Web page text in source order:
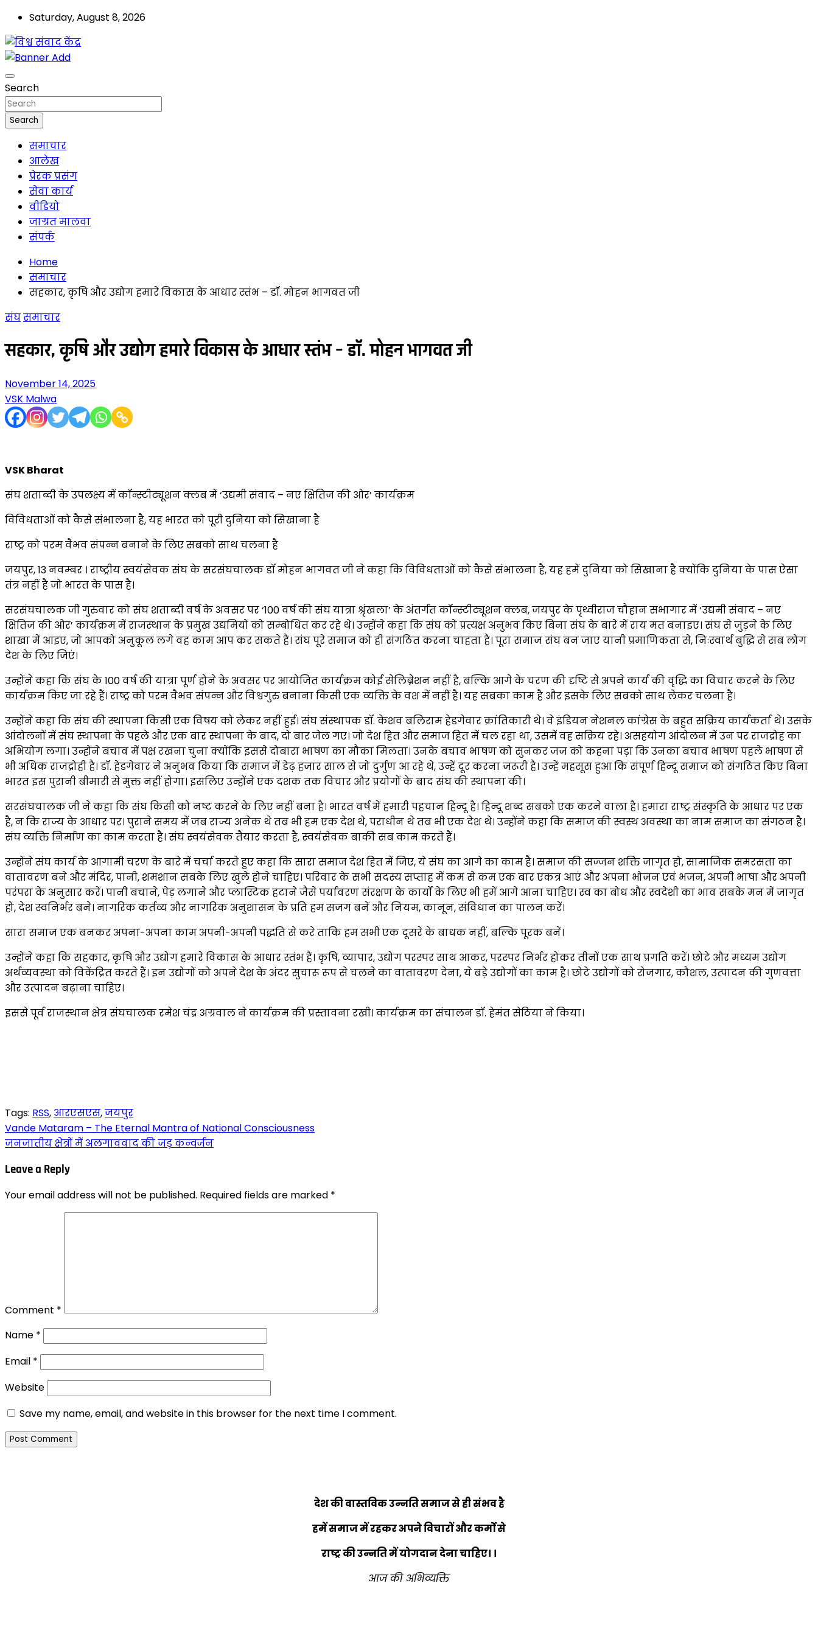
Skip
to
content
Saturday, August 8, 2026
विश्व संवाद केंद्र
Search
Search
समाचार
आलेख
प्रेरक प्रसंग
सेवा कार्य
वीडियो
जाग्रत मालवा
संपर्क
Home
समाचार
सहकार, कृषि और उद्योग हमारे विकास के आधार स्तंभ – डॉ. मोहन भागवत जी
संघसमाचार
सहकार, कृषि और उद्योग हमारे विकास के आधार स्तंभ – डॉ. मोहन भागवत जी
November 14, 2025
VSK Malwa
VSK Bharat
संघ शताब्दी के उपलक्ष्य में कॉन्स्टीट्यूशन क्लब में ‘उद्यमी संवाद – नए क्षितिज की ओर’ कार्यक्रम
विविधताओं को कैसे संभालना है, यह भारत को पूरी दुनिया को सिखाना है
राष्ट्र को परम वैभव संपन्न बनाने के लिए सबको साथ चलना है
जयपुर, 13 नवम्बर । राष्ट्रीय स्वयंसेवक संघ के सरसंघचालक डॉ मोहन भागवत जी ने कहा कि विविधताओं को कैसे संभालना है, यह हमें दुनिया को सिखाना है क्योंकि दुनिया के पास ऐसा
तंत्र नहीं है जो भारत के पास है।
सरसंघचालक जी गुरुवार को संघ शताब्दी वर्ष के अवसर पर ‘100 वर्ष की संघ यात्रा श्रृंखला’ के अंतर्गत कॉन्स्टीट्यूशन क्लब, जयपुर के पृथ्वीराज चौहान सभागार में ‘उद्यमी संवाद – नए
क्षितिज की ओर’ कार्यक्रम में राजस्थान के प्रमुख उद्यमियों को सम्बोधित कर रहे थे। उन्होंने कहा कि संघ को प्रत्यक्ष अनुभव किए बिना संघ के बारे में राय मत बनाइए। संघ से जुड़ने के लिए
शाखा में आइए, जो आपको अनुकूल लगे वह काम आप कर सकते हैं। संघ पूरे समाज को ही संगठित करना चाहता है। पूरा समाज संघ बन जाए यानी प्रमाणिकता से, निःस्वार्थ बुद्धि से सब लोग
देश के लिए जिएं।
उन्होंने कहा कि संघ के 100 वर्ष की यात्रा पूर्ण होने के अवसर पर आयोजित कार्यक्रम कोई सेलिब्रेशन नहीं है, बल्कि आगे के चरण की दृष्टि से अपने कार्य की वृद्धि का विचार करने के लिए
कार्यक्रम किए जा रहे हैं। राष्ट्र को परम वैभव संपन्न और विश्वगुरु बनाना किसी एक व्यक्ति के वश में नहीं है। यह सबका काम है और इसके लिए सबको साथ लेकर चलना है।
उन्होंने कहा कि संघ की स्थापना किसी एक विषय को लेकर नहीं हुई। संघ संस्थापक डॉ. केशव बलिराम हेडगेवार क्रांतिकारी थे। वे इंडियन नेशनल कांग्रेस के बहुत सक्रिय कार्यकर्ता थे। उसके
आंदोलनों में संघ स्थापना के पहले और एक बार स्थापना के बाद, दो बार जेल गए। जो देश हित और समाज हित में चल रहा था, उसमें वह सक्रिय रहे। असहयोग आंदोलन में उन पर राजद्रोह का
अभियोग लगा। उन्होंने बचाव में पक्ष रखना चुना क्योंकि इससे दोबारा भाषण का मौका मिलता। उनके बचाव भाषण को सुनकर जज को कहना पड़ा कि उनका बचाव भाषण पहले भाषण से
भी अधिक राजद्रोही है। डॉ. हेडगेवार ने अनुभव किया कि समाज में डेढ़ हजार साल से जो दुर्गुण आ रहे थे, उन्हें दूर करना जरूरी है। उन्हें महसूस हुआ कि संपूर्ण हिन्दू समाज को संगठित किए बिना
भारत इस पुरानी बीमारी से मुक्त नहीं होगा। इसलिए उन्होंने एक दशक तक विचार और प्रयोगों के बाद संघ की स्थापना की।
सरसंघचालक जी ने कहा कि संघ किसी को नष्ट करने के लिए नहीं बना है। भारत वर्ष में हमारी पहचान हिन्दू है। हिन्दू शब्द सबको एक करने वाला है। हमारा राष्ट्र संस्कृति के आधार पर एक
है, न कि राज्य के आधार पर। पुराने समय में जब राज्य अनेक थे तब भी हम एक देश थे, पराधीन थे तब भी एक देश थे। उन्होंने कहा कि समाज की स्वस्थ अवस्था का नाम समाज का संगठन है।
संघ व्यक्ति निर्माण का काम करता है। संघ स्वयंसेवक तैयार करता है, स्वयंसेवक बाकी सब काम करते हैं।
उन्होंने संघ कार्य के आगामी चरण के बारे में चर्चा करते हुए कहा कि सारा समाज देश हित में जिए, ये संघ का आगे का काम है। समाज की सज्जन शक्ति जागृत हो, सामाजिक समरसता का
वातावरण बने और मंदिर, पानी, शमशान सबके लिए खुले होने चाहिए। परिवार के सभी सदस्य सप्ताह में कम से कम एक बार एकत्र आएं और अपना भोजन एवं भजन, अपनी भाषा और अपनी
परंपरा के अनुसार करें। पानी बचाने, पेड़ लगाने और प्लास्टिक हटाने जैसे पर्यावरण संरक्षण के कार्यों के लिए भी हमें आगे आना चाहिए। स्व का बोध और स्वदेशी का भाव सबके मन में जागृत
हो, देश स्वनिर्भर बने। नागरिक कर्तव्य और नागरिक अनुशासन के प्रति हम सजग बनें और नियम, कानून, संविधान का पालन करें।
सारा समाज एक बनकर अपना-अपना काम अपनी-अपनी पद्धति से करे ताकि हम सभी एक दूसरे के बाधक नहीं, बल्कि पूरक बनें।
उन्होंने कहा कि सहकार, कृषि और उद्योग हमारे विकास के आधार स्तंभ हैं। कृषि, व्यापार, उद्योग परस्पर साथ आकर, परस्पर निर्भर होकर तीनों एक साथ प्रगति करें। छोटे और मध्यम उद्योग
अर्थव्यवस्था को विकेंद्रित करते हैं। इन उद्योगों को अपने देश के अंदर सुचारू रूप से चलने का वातावरण देना, ये बड़े उद्योगों का काम है। छोटे उद्योगों को रोजगार, कौशल, उत्पादन की गुणवत्ता
और उत्पादन बढ़ाना चाहिए।
इससे पूर्व राजस्थान क्षेत्र संघचालक रमेश चंद्र अग्रवाल ने कार्यक्रम की प्रस्तावना रखी। कार्यक्रम का संचालन डॉ. हेमंत सेठिया ने किया।
Tags: RSS, आरएसएस,जयपुर
Post
navigation
Vande Mataram – The Eternal Mantra of National Consciousness
जनजातीय क्षेत्रों में अलगाववाद की जड़ कन्वर्जन
Leave a Reply
Your email address will not be published. Required fields are marked *
Comment *
Name *
Email *
Website
Save my name, email, and website in this browser for the next time I comment.
देश की वास्तविक उन्नति समाज से ही संभव है
हमें समाज में रहकर अपने विचारों और कर्मों से
राष्ट्र की उन्नति में योगदान देना चाहिए। ।
आज की अभिव्यक्ति